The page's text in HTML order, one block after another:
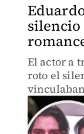
silencio
El actor a
roto el